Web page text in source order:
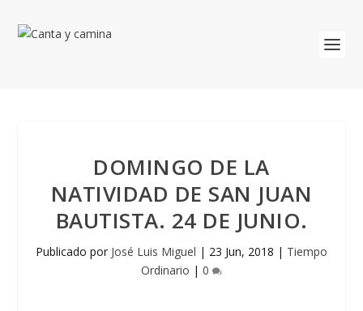
DOMINGO DE LA
NATIVIDAD DE SAN JUAN
BAUTISTA. 24 DE JUNIO.
Publicado por José Luis Miguel | 23 Jun, 2018 | Tiempo
Ordinario | 0